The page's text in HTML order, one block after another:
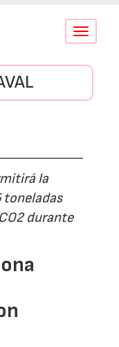
Conmutar
la
toneladas
durante